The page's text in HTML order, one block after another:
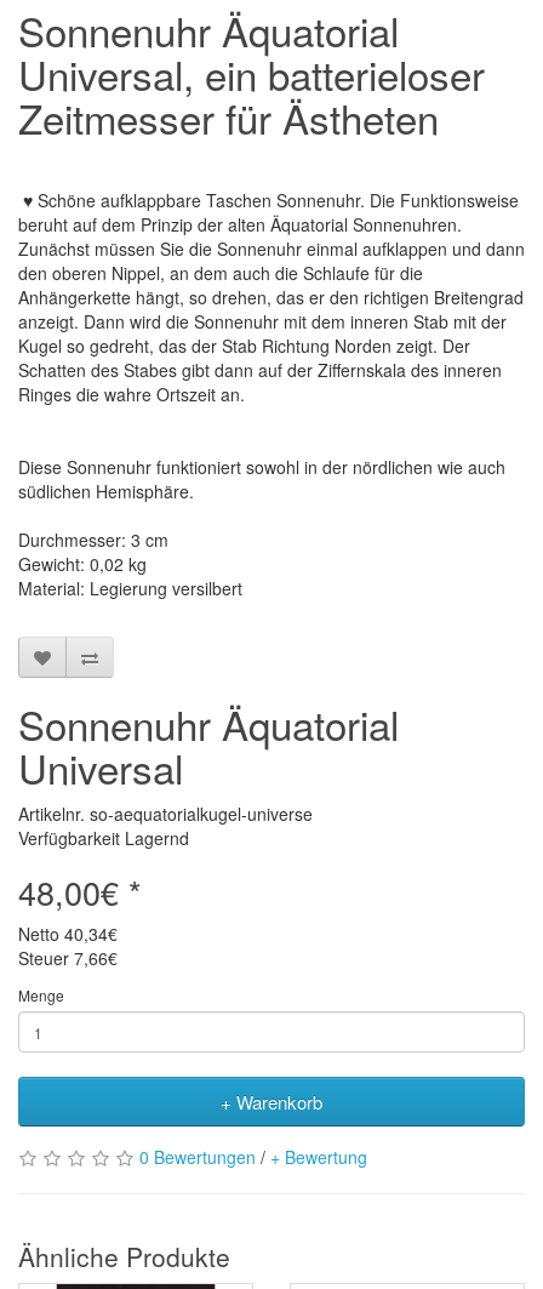
Sonnenuhr Äquatorial
Universal, ein batterieloser
Zeitmesser für Ästheten
♥ Schöne aufklappbare Taschen Sonnenuhr. Die Funktionsweise
beruht auf dem Prinzip der alten Äquatorial Sonnenuhren.
Zunächst müssen Sie die Sonnenuhr einmal aufklappen und dann
den oberen Nippel, an dem auch die Schlaufe für die
Anhängerkette hängt, so drehen, das er den richtigen Breitengrad
anzeigt. Dann wird die Sonnenuhr mit dem inneren Stab mit der
Kugel so gedreht, das der Stab Richtung Norden zeigt. Der
Schatten des Stabes gibt dann auf der Ziffernskala des inneren
Ringes die wahre Ortszeit an.
Diese Sonnenuhr funktioniert sowohl in der nördlichen wie auch
südlichen Hemisphäre.
Durchmesser: 3 cm
Gewicht: 0,02 kg
Material: Legierung versilbert
Sonnenuhr Äquatorial
Universal
Artikelnr. so-aequatorialkugel-universe
Verfügbarkeit Lagernd
48,00€ *
Netto 40,34€
Steuer 7,66€
Menge
+ Warenkorb
0 Bewertungen / + Bewertung
Ähnliche Produkte